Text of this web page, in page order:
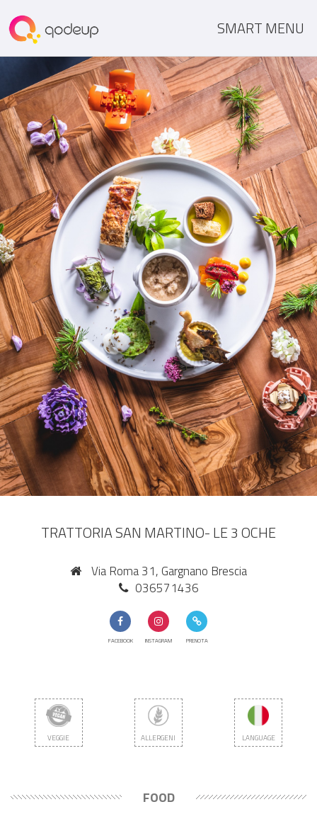
SMART MENU
TRATTORIA SAN MARTINO- LE 3 OCHE
Via Roma 31, Gargnano Brescia
036571436
FACEBOOK INSTAGRAM PRENOTA
VEGGIE ALLERGENI LANGUAGE
FOOD